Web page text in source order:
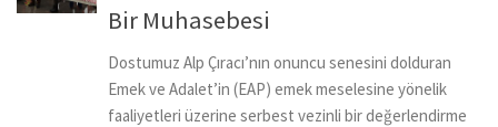
Bir Muhasebesi
Dostumuz Alp Çıracı’nın onuncu senesini dolduran
Emek ve Adalet’in (EAP) emek meselesine yönelik
faaliyetleri üzerine serbest vezinli bir değerlendirme